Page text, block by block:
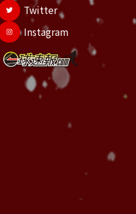
Twitter
Instagram